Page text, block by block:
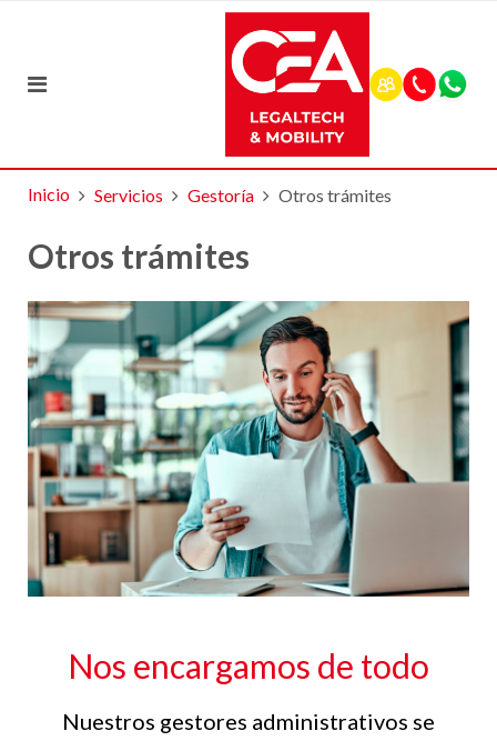
Inicio Servicios Gestoría Otros trámites
Otros trámites
Nos encargamos de todo
Nuestros gestores administrativos se